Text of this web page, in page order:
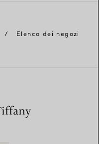
/ Elenco dei negozi